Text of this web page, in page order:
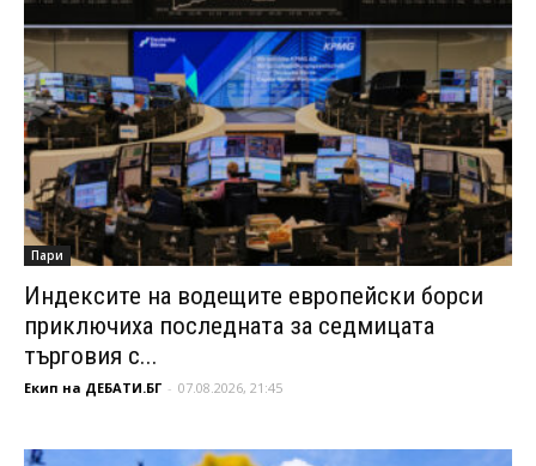
Пари
Индексите на водещите европейски борси
приключиха последната за седмицата
търговия с...
Екип на ДЕБАТИ.БГ - 07.08.2026, 21:45